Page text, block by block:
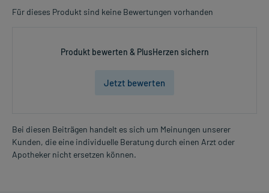
Für dieses Produkt sind keine Bewertungen vorhanden
Produkt bewerten & PlusHerzen sichern
Jetzt bewerten
Bei diesen Beiträgen handelt es sich um Meinungen unserer
Kunden, die eine individuelle Beratung durch einen Arzt oder
Apotheker nicht ersetzen können.